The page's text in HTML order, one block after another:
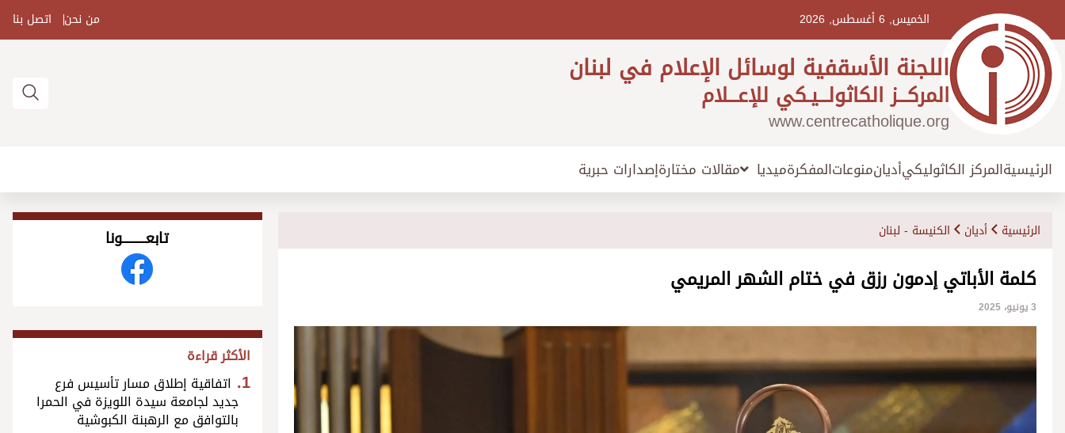
الخميس, 6 أغسطس, 2026 من نحن اتصل بنا
اللجنة الأسقفية لوسائل الإعلام في لبنان
المركـــز الكاثولـــيـكي للإعـــلام
www.centrecatholique.org
الرئيسيةالمركز الكاثوليكيأديانمنوعاتالمفكرةميديا مقالات مختارةإصدارات حبرية
الرئيسية أديان الكنيسة - لبنان
كلمة الأباتي إدمون رزق في ختام الشهر المريمي
3 يونيو، 2025
تابعــــــــــونا
الأكثر قراءة
اتفاقية إطلاق مسار تأسيس فرع
جديد لجامعة سيدة اللويزة في الحمرا
بالتوافق مع الرهبنة الكبوشية